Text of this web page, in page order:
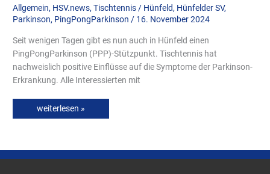
Allgemein, HSV.news,Tischtennis / Hünfeld, Hünfelder SV,
Parkinson, PingPongParkinson / 16. November 2024
Seit wenigen Tagen gibt es nun auch in Hünfeld einen
PingPongParkinson (PPP)-Stützpunkt. Tischtennis hat
nachweislich positive Einflüsse auf die Symptome der Parkinson-
Erkrankung. Alle Interessierten mit
weiterlesen »